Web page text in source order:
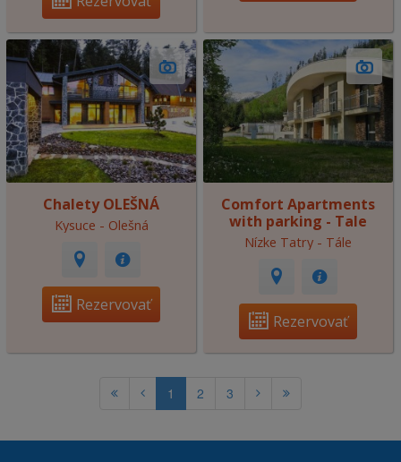
Chalety OLEŠNÁ
Kysuce - Olešná
Rezervovať
Comfort Apartments
with parking - Tale
Nízke Tatry - Tále
Rezervovať
1 2 3